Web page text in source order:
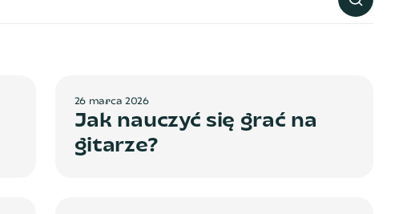
26 marca 2026
Jak nauczyć się grać na
gitarze?